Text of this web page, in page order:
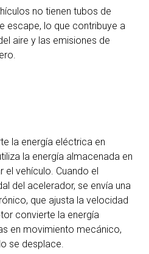
no tienen tubos de
escape, lo que contribuye a
aire y las emisiones de
la energía eléctrica en
la energía almacenada en
el vehículo. Cuando el
del acelerador, se envía una
que ajusta la velocidad
convierte la energía
en movimiento mecánico,
se desplace.